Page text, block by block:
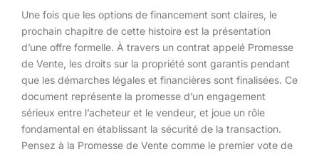
Une fois que les options de financement sont claires, le
prochain chapitre de cette histoire est la présentation
d’une offre formelle. À travers un contrat appelé Promesse
de Vente, les droits sur la propriété sont garantis pendant
que les démarches légales et financières sont finalisées. Ce
document représente la promesse d’un engagement
sérieux entre l’acheteur et le vendeur, et joue un rôle
fondamental en établissant la sécurité de la transaction.
Pensez à la Promesse de Vente comme le premier vote de